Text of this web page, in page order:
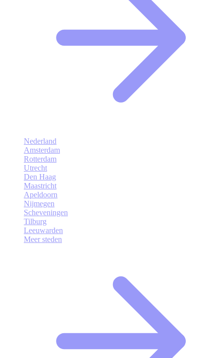
Nederland
Amsterdam
Rotterdam
Utrecht
Den Haag
Maastricht
Apeldoorn
Nijmegen
Scheveningen
Tilburg
Leeuwarden
Meer steden